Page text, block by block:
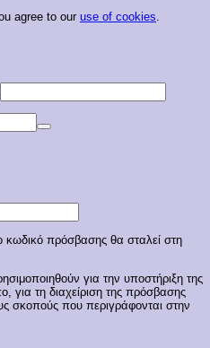
agree to our use of cookies.
κωδικό πρόσβασης θα σταλεί στη
για την υποστήριξη της
για τη διαχείριση της πρόσβασης
σκοπούς που περιγράφονται στην